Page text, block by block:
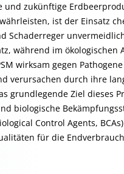
und zukünftige
ist der Einsatz
Schaderreger
während im
wirksam gegen
verursachen durch ihre
grundlegende Ziel dieses
biologische
Control Agents,
für die